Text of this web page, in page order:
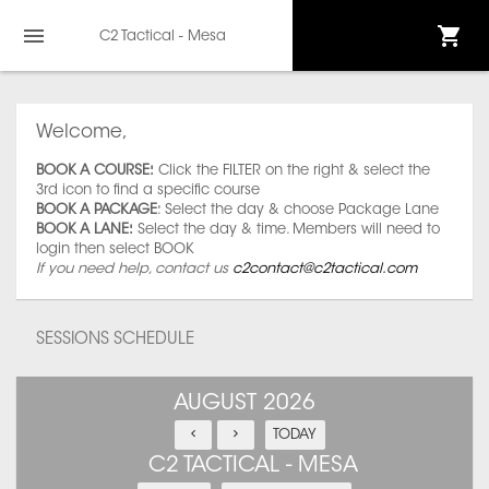
C2 Tactical - Mesa
Welcome,
BOOK A COURSE: Click the FILTER on the right & select the
3rd icon to find a specific course
BOOK A PACKAGE: Select the day & choose Package Lane
BOOK A LANE: Select the day & time. Members will need to
login then select BOOK
If you need help, contact us c2contact@c2tactical.com
SESSIONS SCHEDULE
AUGUST 2026
TODAY
C2 TACTICAL - MESA